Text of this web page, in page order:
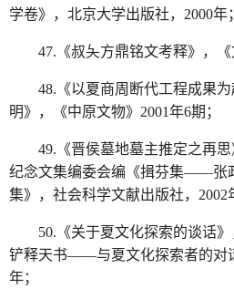
学卷》，北京大学出版社，2000年；
47.《叔夨方鼎铭文考释》，《
48.《以夏商周断代工程成果
明》，《中原文物》2001年6期；
49.《晋侯墓地墓主推定之再
纪念文集编委会编《揖芬集——张
集》，社会科学文献出版社，2002
50.《关于夏文化探索的谈话
铲释天书——与夏文化探索者的对
年；